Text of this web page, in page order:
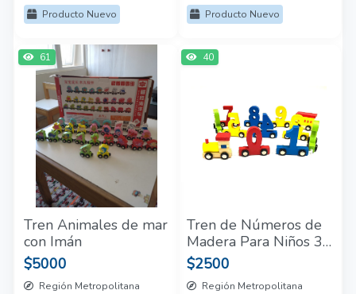
Producto Nuevo
Producto Nuevo
61
Tren Animales de mar
con Imán
$5000
Región Metropolitana
40
Tren de Números de
Madera Para Niños 3+
Años de 88 cm
$2500
Región Metropolitana